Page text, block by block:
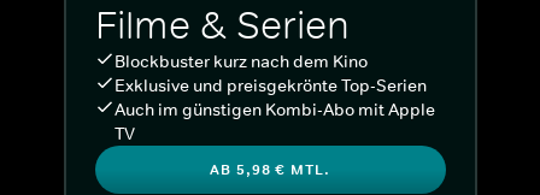
Filme & Serien
Blockbuster kurz nach dem Kino
Exklusive und preisgekrönte Top-Serien
Auch im günstigen Kombi-Abo mit Apple
TV
AB 5,98 € MTL.